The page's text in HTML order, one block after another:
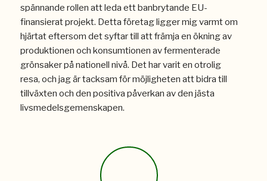
spännande rollen att leda ett banbrytande EU-
finansierat projekt. Detta företag ligger mig varmt om
hjärtat eftersom det syftar till att främja en ökning av
produktionen och konsumtionen av fermenterade
grönsaker på nationell nivå. Det har varit en otrolig
resa, och jag är tacksam för möjligheten att bidra till
tillväxten och den positiva påverkan av den jästa
livsmedelsgemenskapen.